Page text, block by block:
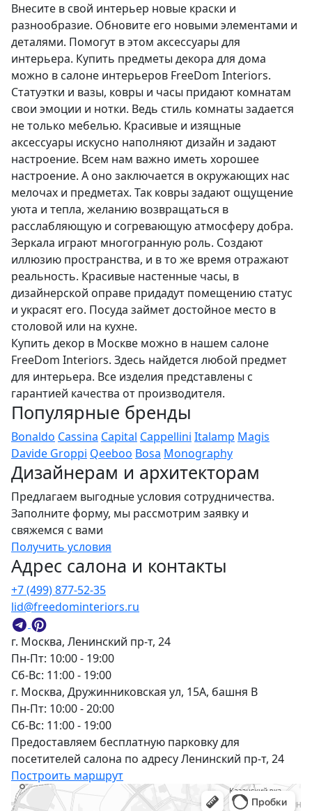
Внесите в свой интерьер новые краски и
разнообразие. Обновите его новыми элементами и
деталями. Помогут в этом аксессуары для
интерьера. Купить предметы декора для дома
можно в салоне интерьеров FreeDom Interiors.
Статуэтки и вазы, ковры и часы придают комнатам
свои эмоции и нотки. Ведь стиль комнаты задается
не только мебелью. Красивые и изящные
аксессуары искусно наполняют дизайн и задают
настроение. Всем нам важно иметь хорошее
настроение. А оно заключается в окружающих нас
мелочах и предметах. Так ковры задают ощущение
уюта и тепла, желанию возвращаться в
расслабляющую и согревающую атмосферу добра.
Зеркала играют многогранную роль. Создают
иллюзию пространства, и в то же время отражают
реальность. Красивые настенные часы, в
дизайнерской оправе придадут помещению статус
и украсят его. Посуда займет достойное место в
столовой или на кухне.
Купить декор в Москве можно в нашем салоне
FreeDom Interiors. Здесь найдется любой предмет
для интерьера. Все изделия представлены с
гарантией качества от производителя.
Популярные бренды
Bonaldo Cassina Capital Cappellini Italamp Magis
Davide Groppi Qeeboo Bosa Monography
Дизайнерам и архитекторам
Предлагаем выгодные условия сотрудничества.
Заполните форму, мы рассмотрим заявку и
свяжемся с вами
Получить условия
Адрес салона и контакты
г. Москва, Ленинский пр-т, 24
Пн-Пт: 10:00 - 19:00
Сб-Вс: 11:00 - 19:00
г. Москва, Дружинниковская ул, 15А, башня В
Пн-Пт: 10:00 - 20:00
Сб-Вс: 11:00 - 19:00
Предоставляем бесплатную парковку для
посетителей салона по адресу Ленинский пр-т, 24
Построить маршрут
+7 (499) 877-52-35
lid@freedominteriors.ru